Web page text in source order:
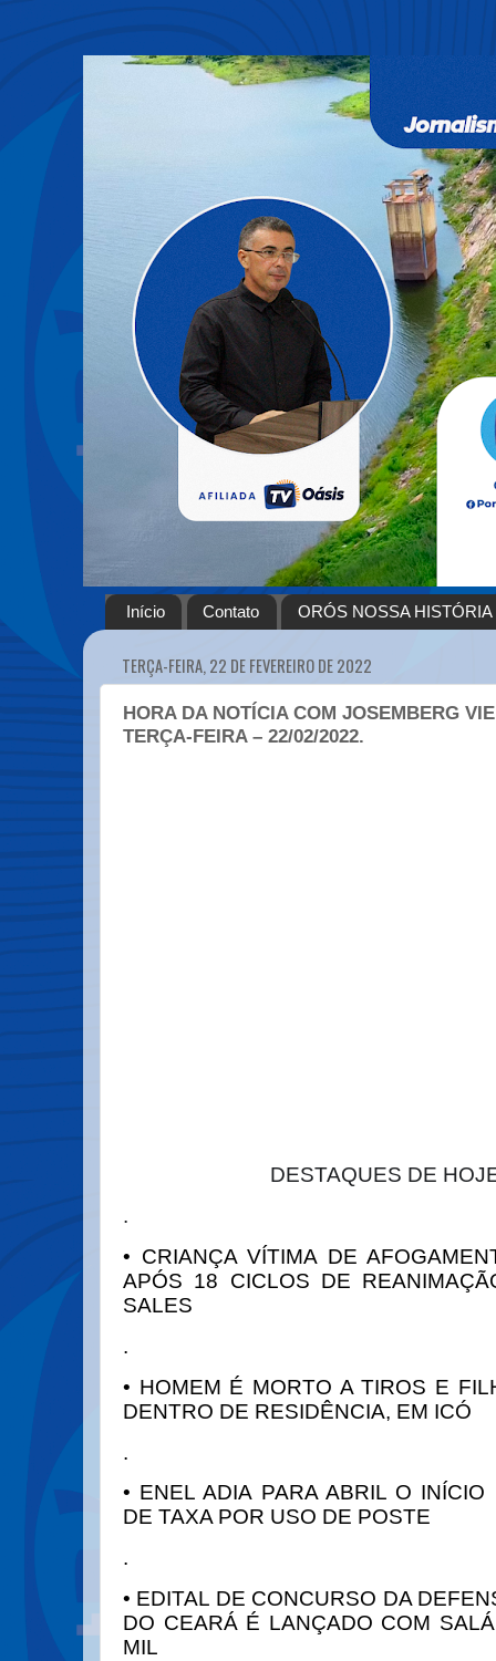
Início Contato ORÓS NOSSA HISTÓRIA
TERÇA-FEIRA, 22 DE FEVEREIRO DE 2022
HORA DA NOTÍCIA COM JOSEMBERG
TERÇA-FEIRA – 22/02/2022.
DESTAQUES DE
.
• CRIANÇA VÍTIMA DE
APÓS 18 CICLOS DE
SALES
.
• HOMEM É MORTO A TIROS E
DENTRO DE RESIDÊNCIA, EM ICÓ
.
• ENEL ADIA PARA ABRIL O INÍCIO
DE TAXA POR USO DE POSTE
.
• EDITAL DE CONCURSO DA
DO CEARÁ É LANÇADO COM
MIL